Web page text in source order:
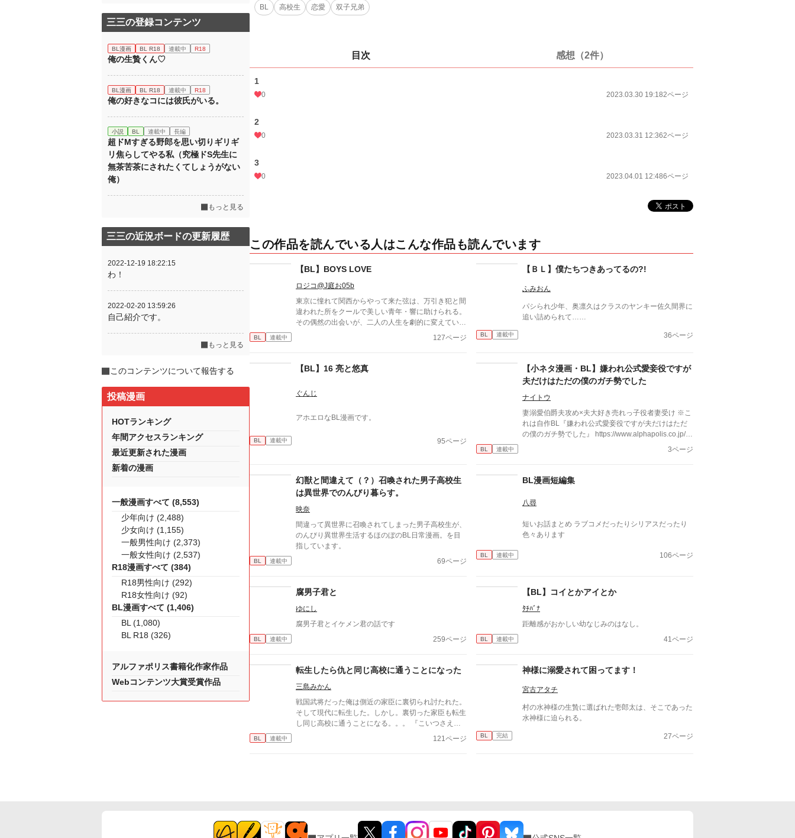
BL 高校生 恋愛 双子兄弟
目次 感想（2件）
1
0 2023.03.30 19:182ページ
2
0 2023.03.31 12:362ページ
3
0 2023.04.01 12:486ページ
この作品を読んでいる人はこんな作品も読んでいます
【BL】BOYS LOVE
ロジコ@J庭お05b
東京に憧れて関西からやって来た弦は、万引き犯と間
違われた所をクールで美しい青年・響に助けられる。
その偶然の出会いが、二人の人生を劇的に変えてい
BL 連載中 127ページ
【ＢＬ】僕たちつきあってるの?!
ふみおん
パシられ少年、奥凛久はクラスのヤンキー佐久間界に
追い詰められて……
BL 連載中 36ページ
【BL】16 亮と悠真
ぐんじ
アホエロなBL漫画です。
BL 連載中 95ページ
【小ネタ漫画・BL】嫌われ公式愛妾役ですが
夫だけはただの僕のガチ勢でした
ナイトウ
妻溺愛伯爵夫攻め×夫大好き売れっ子役者妻受け ※こ
れは自作BL『嫌われ公式愛妾役ですが夫だけはただ
の僕のガチ勢でした』 https://www.alphapolis.co.jp/n
ovel/577566436/160552974 の小説にするほどじゃ
BL 連載中 3ページ
幻獣と間違えて（？）召喚された男子高校生
は異世界でのんびり暮らす。
映奈
間違って異世界に召喚されてしまった男子高校生が、
のんびり異世界生活するほのぼのBL日常漫画。を目
指しています。
BL 連載中 69ページ
BL漫画短編集
八尋
短いお話まとめ ラブコメだったりシリアスだったり
色々あります
BL 連載中 106ページ
腐男子君と
ゆにし
腐男子君とイケメン君の話です
BL 連載中 259ページ
【BL】コイとかアイとか
ﾀﾁﾊﾞﾅ
距離感がおかしい幼なじみのはなし。
BL 連載中 41ページ
転生したら仇と同じ高校に通うことになった
三島みかん
戦国武将だった俺は側近の家臣に裏切られ討たれた。
そして現代に転生した。しかし。裏切った家臣も転生
し同じ高校に通うことになる。。。 『こいつさえい
なければ、、、俺は天下を取れたのに』 同じ時代に
BL 連載中 121ページ
神様に溺愛されて困ってます！
宮古アタチ
村の水神様の生贄に選ばれた壱郎太は、そこであった
水神様に迫られる。
BL 完結 27ページ
三三の登録コンテンツ
BL漫画 BL R18 連載中 R18
俺の生贄くん♡
BL漫画 BL R18 連載中 R18
俺の好きなコには彼氏がいる。
小説 BL 連載中 長編
超ドMすぎる野郎を思い切りギリギ
リ焦らしてやる私（究極ドS先生に
無茶苦茶にされたくてしょうがない
俺）
もっと見る
三三の近況ボードの更新履歴
2022-12-19 18:22:15
わ！
2022-02-20 13:59:26
自己紹介です。
もっと見る
このコンテンツについて報告する
投稿漫画
HOTランキング
年間アクセスランキング
最近更新された漫画
新着の漫画
一般漫画すべて (8,553)
少年向け (2,488)
少女向け (1,155)
一般男性向け (2,373)
一般女性向け (2,537)
R18漫画すべて (384)
R18男性向け (292)
R18女性向け (92)
BL漫画すべて (1,406)
BL (1,080)
BL R18 (326)
アルファポリス書籍化作家作品
Webコンテンツ大賞受賞作品